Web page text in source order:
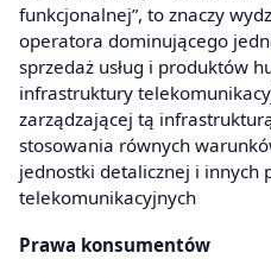
funkcjonalnej”, to znaczy
operatora dominującego
sprzedaż usług i produktów
infrastruktury
zarządzającej tą
stosowania równych
jednostki detalicznej i innych
telekomunikacyjnych
Prawa konsumentów